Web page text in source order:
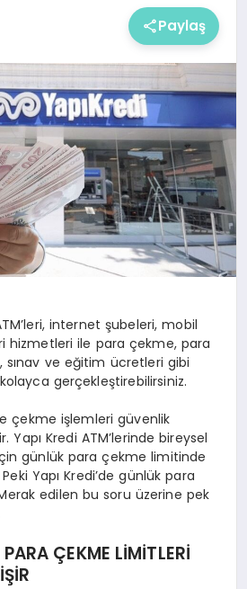
Paylaş
internet şubeleri, mobil
hizmetleri ile para çekme, para
ve eğitim ücretleri gibi
gerçekleştirebilirsiniz.
çekme işlemleri güvenlik
Yapı Kredi ATM’lerinde bireysel
günlük para çekme limitinde
Yapı Kredi’de günlük para
edilen bu soru üzerine pek
ÇEKME LİMİTLERİ